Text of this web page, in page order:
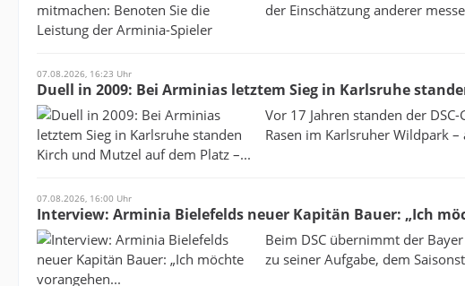
der Einschätzung anderer
07.08.2026, 16:23 Uhr
Duell in 2009: Bei Arminias letztem Sieg in Karlsruhe
Vor 17 Jahren standen der
Rasen im Karlsruher Wildpark
07.08.2026, 16:00 Uhr
Interview: Arminia Bielefelds neuer Kapitän Bauer: „Ich
Beim DSC übernimmt der
zu seiner Aufgabe, dem